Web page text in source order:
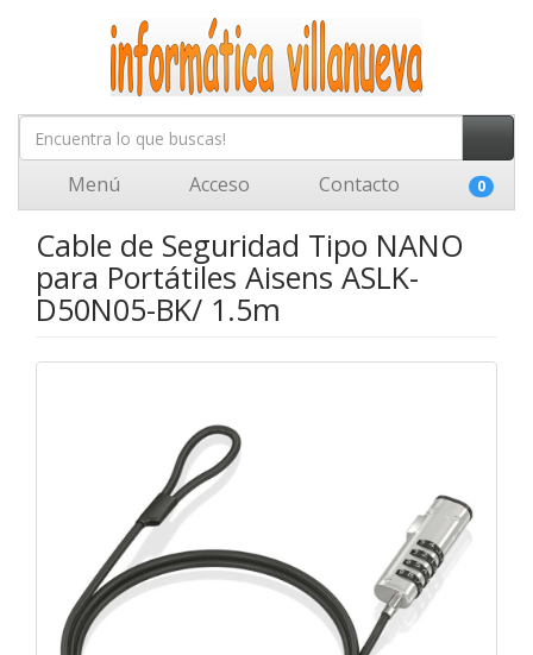
Menú Acceso Contacto 0
Cable de Seguridad Tipo NANO
para Portátiles Aisens ASLK-
D50N05-BK/ 1.5m